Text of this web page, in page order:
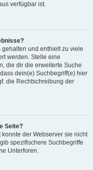
verfügbar ist.
und enthielt zu viele
werden. Stelle eine
die dir die erweiterte Suche
dein(e) Suchbegriff(e) hier
die Rechtschreibung der
Seite?
der Webserver sie nicht
spezifischere Suchbegriffe
Unterforen.